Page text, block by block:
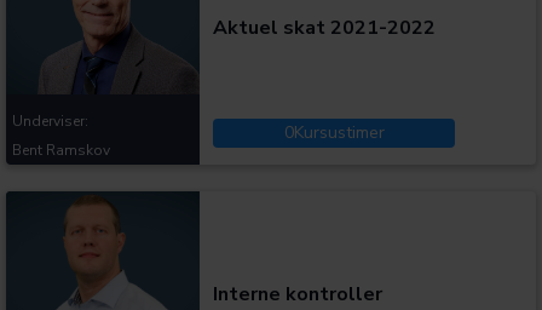
Aktuel skat 2021-2022
0Kursustimer
Underviser:
Bent Ramskov
Interne kontroller